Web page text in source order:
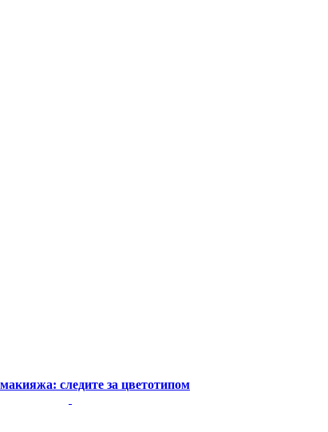
следите за цветотипом